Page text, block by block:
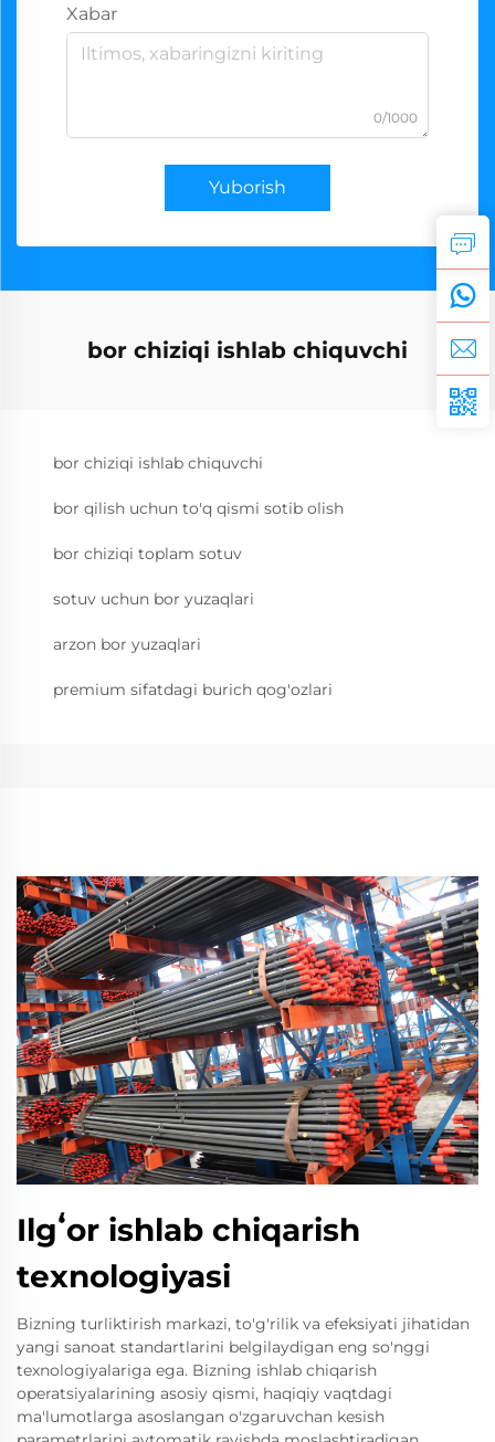
Xabar
0/1000
Yuborish
bor chiziqi ishlab chiquvchi
bor chiziqi ishlab chiquvchi
bor qilish uchun to'q qismi sotib olish
bor chiziqi toplam sotuv
sotuv uchun bor yuzaqlari
arzon bor yuzaqlari
premium sifatdagi burich qog'ozlari
Ilgʻor ishlab chiqarish
texnologiyasi
Bizning turliktirish markazi, to'g'rilik va efeksiyati jihatidan
yangi sanoat standartlarini belgilaydigan eng so'nggi
texnologiyalariga ega. Bizning ishlab chiqarish
operatsiyalarining asosiy qismi, haqiqiy vaqtdagi
ma'lumotlarga asoslangan o'zgaruvchan kesish